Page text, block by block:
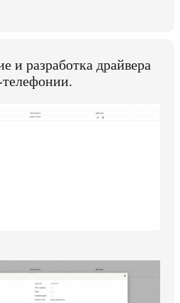
и разработка драйвера